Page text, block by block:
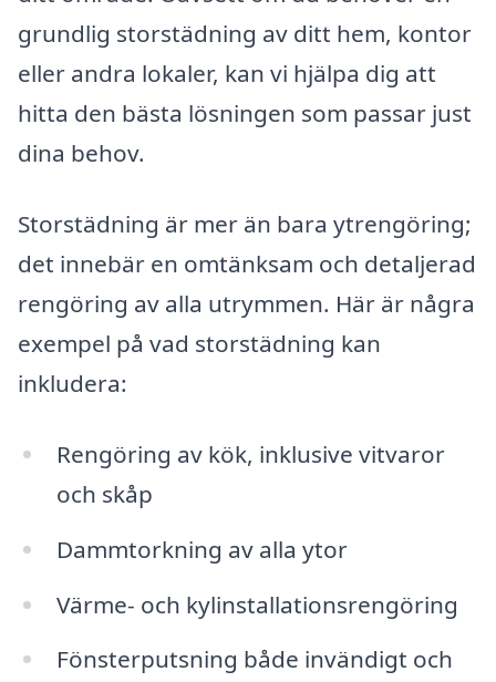
grundlig storstädning av ditt hem, kontor
eller andra lokaler, kan vi hjälpa dig att
hitta den bästa lösningen som passar just
dina behov.
Storstädning är mer än bara ytrengöring;
det innebär en omtänksam och detaljerad
rengöring av alla utrymmen. Här är några
exempel på vad storstädning kan
inkludera:
Rengöring av kök, inklusive vitvaror
och skåp
Dammtorkning av alla ytor
Värme- och kylinstallationsrengöring
Fönsterputsning både invändigt och